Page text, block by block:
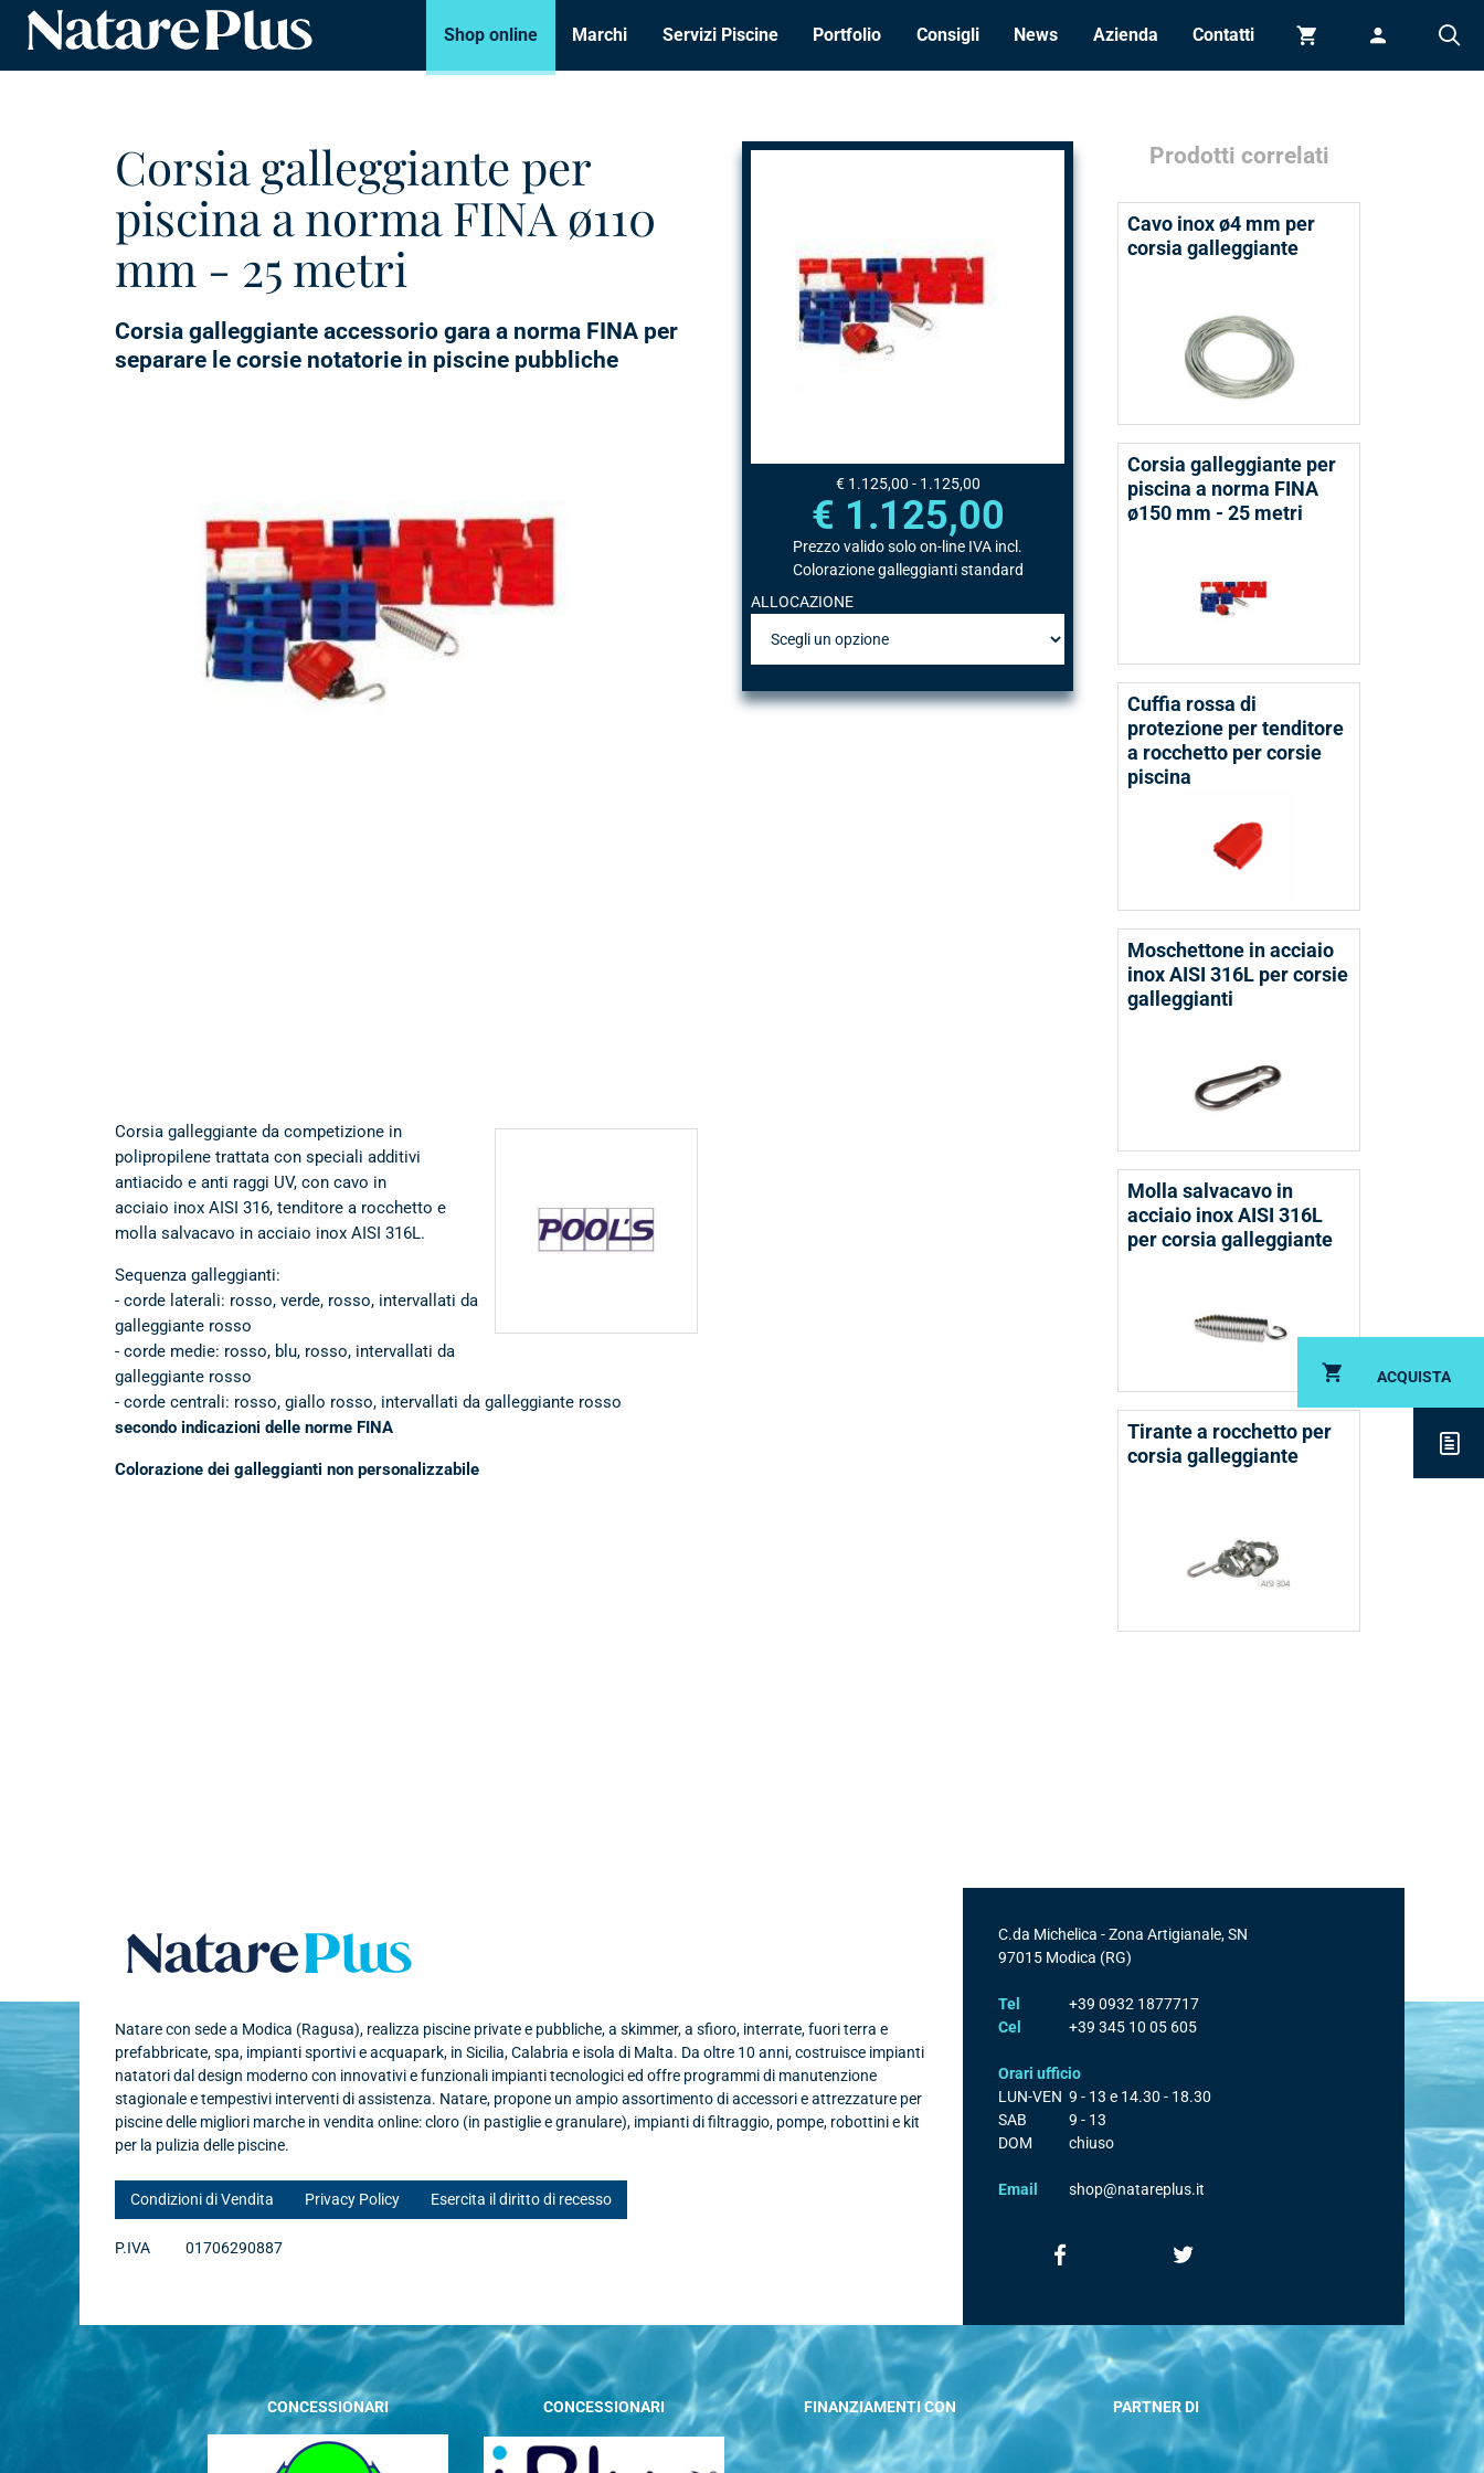
Carrello Accedi
Shop online Marchi Servizi Piscine Portfolio Consigli News Azienda Contatti
Corsia galleggiante per
piscina a norma FINA ø110
mm - 25 metri
Corsia galleggiante accessorio gara a norma FINA per
separare le corsie notatorie in piscine pubbliche
€ 1.125,00 - 1.125,00
€ 1.125,00
Prezzo valido solo on-line IVA incl.
Colorazione galleggianti standard
ALLOCAZIONE
in componenti,
accessori e ricambi
Corsia galleggiante da competizione in
polipropilene trattata con speciali additivi
antiacido e anti raggi UV, con cavo in
acciaio inox AISI 316, tenditore a rocchetto e
molla salvacavo in acciaio inox AISI 316L.
Sequenza galleggianti:
- corde laterali: rosso, verde, rosso, intervallati da
galleggiante rosso
- corde medie: rosso, blu, rosso, intervallati da
galleggiante rosso
- corde centrali: rosso, giallo rosso, intervallati da galleggiante rosso
secondo indicazioni delle norme FINA
Colorazione dei galleggianti non personalizzabile
Prodotti correlati
Cavo inox ø4 mm per
corsia galleggiante
Corsia galleggiante per
piscina a norma FINA
ø150 mm - 25 metri
Cuffia rossa di
protezione per tenditore
a rocchetto per corsie
piscina
Moschettone in acciaio
inox AISI 316L per corsie
galleggianti
Molla salvacavo in
acciaio inox AISI 316L
per corsia galleggiante
Tirante a rocchetto per
corsia galleggiante
ACQUISTA
Natare con sede a Modica (Ragusa), realizza piscine private e pubbliche, a skimmer, a sfioro, interrate, fuori terra e
prefabbricate, spa, impianti sportivi e acquapark, in Sicilia, Calabria e isola di Malta. Da oltre 10 anni, costruisce impianti
natatori dal design moderno con innovativi e funzionali impianti tecnologici ed offre programmi di manutenzione
stagionale e tempestivi interventi di assistenza. Natare, propone un ampio assortimento di accessori e attrezzature per
piscine delle migliori marche in vendita online: cloro (in pastiglie e granulare), impianti di filtraggio, pompe, robottini e kit
per la pulizia delle piscine.
Condizioni di Vendita Privacy Policy Esercita il diritto di recesso
P.IVA 01706290887
C.da Michelica - Zona Artigianale, SN
97015 Modica (RG)
Tel
+39 0932 1877717
Cel
+39 345 10 05 605
Orari ufficio
LUN-VEN 9 - 13 e 14.30 - 18.30
SAB
9 - 13
DOM
chiuso
Email shop@natareplus.it
CONCESSIONARI CONCESSIONARI FINANZIAMENTI CON PARTNER DI